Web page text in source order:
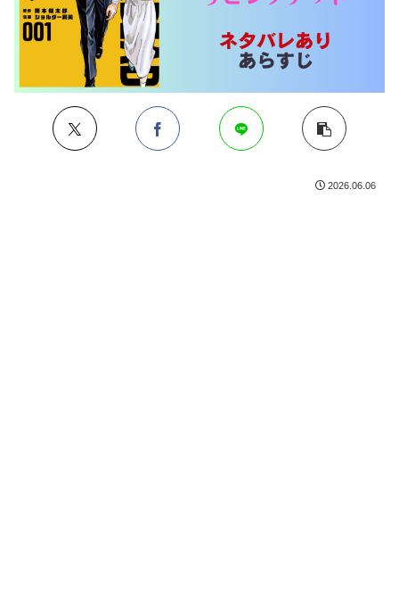
2026.06.06